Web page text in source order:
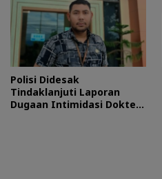
Polisi Didesak
Tindaklanjuti Laporan
Dugaan Intimidasi Dokter